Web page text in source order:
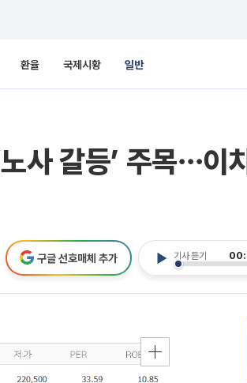
환율 국제시황 일반
사 갈등’ 주목⋯이
기사 듣기
구글 선호매체 추가